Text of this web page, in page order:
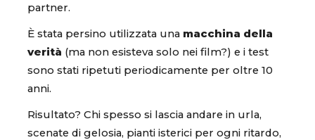
partner.
È stata persino utilizzata una macchina della
verità (ma non esisteva solo nei film?) e i test
sono stati ripetuti periodicamente per oltre 10
anni.
Risultato? Chi spesso si lascia andare in urla,
scenate di gelosia, pianti isterici per ogni ritardo,